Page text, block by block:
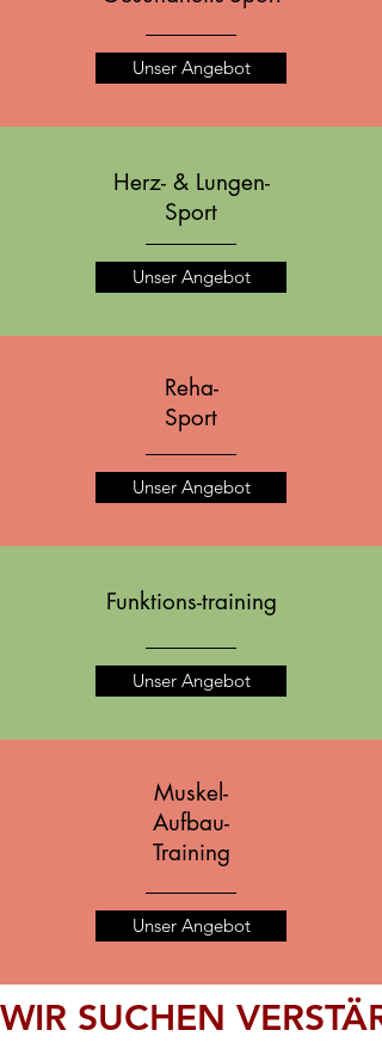
Unser Angebot
Herz- & Lungen-
Sport
Unser Angebot
Reha-
Sport
Unser Angebot
Funktions-training
Unser Angebot
Muskel-
Aufbau-
Training
Unser Angebot
WIR SUCHEN